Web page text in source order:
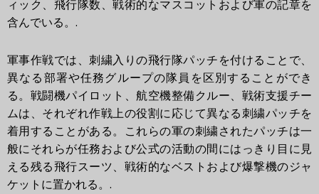
ィック、飛行隊数、戦術的なマスコットおよび軍の記章を
含んでいる。.
軍事作戦では、刺繍入りの飛行隊パッチを付けることで、
異なる部署や任務グループの隊員を区別することができ
る。戦闘機パイロット、航空機整備クルー、戦術支援チー
ムは、それぞれ作戦上の役割に応じて異なる刺繍パッチを
着用することがある。これらの軍の刺繍されたパッチは一
般にそれらが任務および公式の活動の間にはっきり目に見
える残る飛行スーツ、戦術的なベストおよび爆撃機のジャ
ケットに置かれる。.